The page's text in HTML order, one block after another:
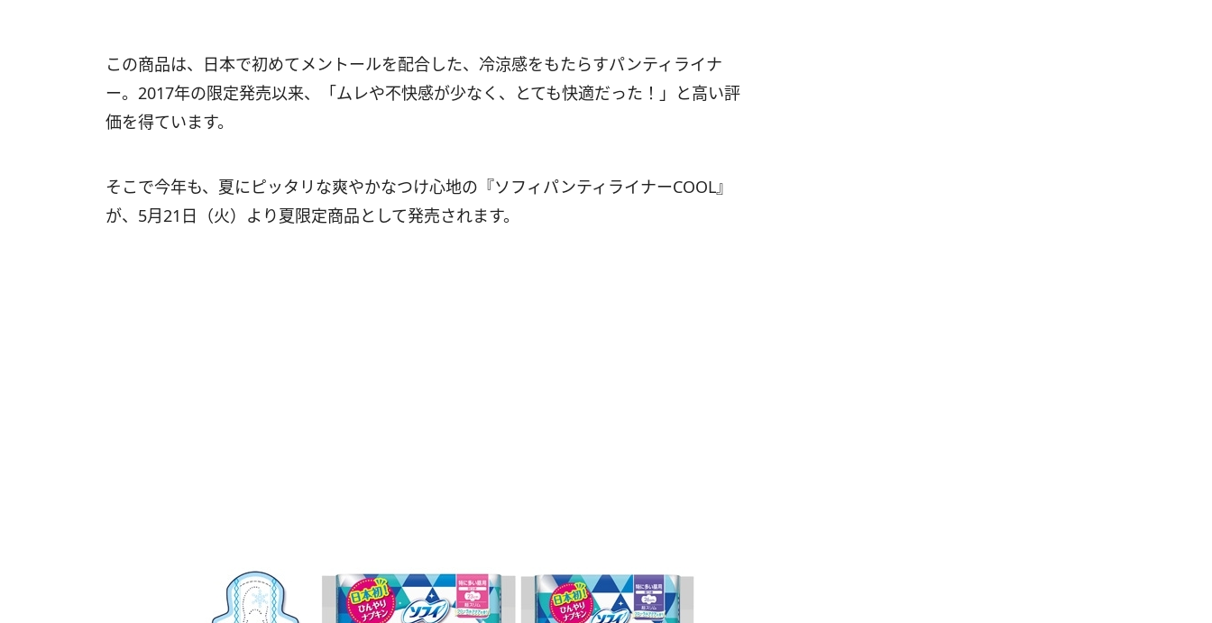
この商品は、日本で初めてメントールを配合した、冷涼感をもたらすパンティライナ
ー。2017年の限定発売以来、「ムレや不快感が少なく、とても快適だった！」と高い評
価を得ています。
そこで今年も、夏にピッタリな爽やかなつけ心地の『ソフィパンティライナーCOOL』
が、5月21日（火）より夏限定商品として発売されます。